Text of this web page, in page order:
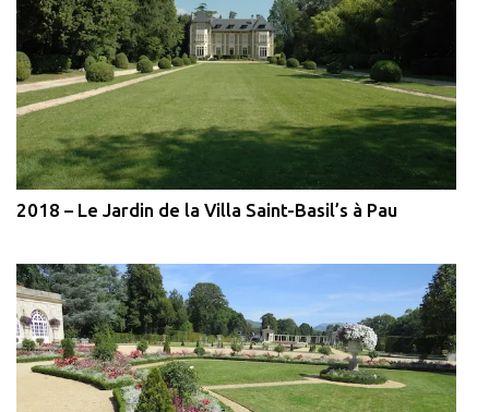
2018 – Le Jardin de la Villa Saint-Basil’s à Pau